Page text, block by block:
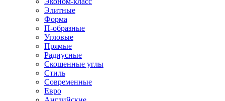
Элитные
Форма
П-образные
Угловые
Прямые
Радиусные
Скошенные углы
Стиль
Современные
Евро